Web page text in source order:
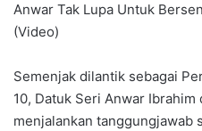
Anwar Tak Lupa Untuk
(Video)
Semenjak dilantik sebagai
10, Datuk Seri Anwar
menjalankan tanggungjawab